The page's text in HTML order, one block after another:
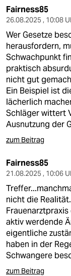
Fairness85
26.08.2025 , 10:08
Wer Gesetze
herausfordern,
Schwachpunkt
praktisch
nicht gut
Ein Beispiel ist
lächerlich
Schläger wittert
Ausnutzung der
zum Beitrag
Fairness85
21.08.2025 , 10:06
nicht die
aktiv werdende
eigentliche
haben in der
Schwangere
zum Beitrag